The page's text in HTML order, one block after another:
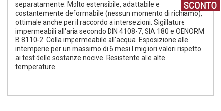
separatamente. Molto estensibile, adattabile e
costantemente deformabile (nessun momento di richiamo),
ottimale anche per il raccordo a intersezioni. Sigillature
impermeabili all'aria secondo DIN 4108-7, SIA 180 e OENORM
B 8110-2. Colla impermeabile all'acqua. Esposizione alle
intemperie per un massimo di 6 mesi I migliori valori rispetto
ai test delle sostanze nocive. Resistente alle alte
temperature.